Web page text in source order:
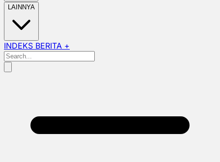
LAINNYA
INDEKS BERITA +